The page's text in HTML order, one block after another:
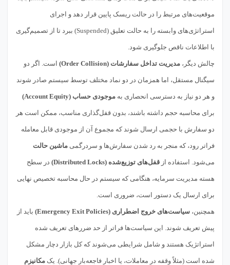
موقعیت‌های مرتبط را در حالت ریسک پایین قرار دهد و اجرای
استراتژی‌های وابسته را به حالت تعلیق (Suspended) ببرد تا از تصمیم‌گیری
با اطلاعات ناقص جلوگیری شود.
چالش دیگر، مدیریت تداخل سفارشات (Order Collision) است. اگر دو
سیگنال مستقل، اما همزمان در دو نماد مختلف توسط سیستم صادر شوند
و هر دو نیاز به دسترسی انحصاری به موجودی حساب (Account Equity)
برای محاسبه حجم داشته باشند، بدون قفل‌گذاری مناسب، ممکن است هر
دو سفارش با حجمی ارسال شوند که مجموع آن از موجودی قابل معامله
فراتر رود، که منجر به رد شدن سفارش‌ها و سردرگمی ماشین حالت
می‌شود. استفاده از قفل‌های توزیع‌شده (Distributed Locks) در سطح
هسته مدیریت سرمایه، هنگامی که سیستم در حال محاسبه تخصیص نهایی
برای ارسال یک دستور است، ضروری است.
همچنین، سیاست‌های خروج اضطراری (Emergency Exit Policies) باید از
پیش تعریف شوند. این سیاست‌ها فراتر از حد ضررهای تعریف شده
استراتژیک هستند و شامل شرایطی می‌شوند که کل بازار دچار مشکل
شده است (مثلاً وقفه در معاملات، یا اخبار فاجعه‌بار جهانی). یک مکانیزم